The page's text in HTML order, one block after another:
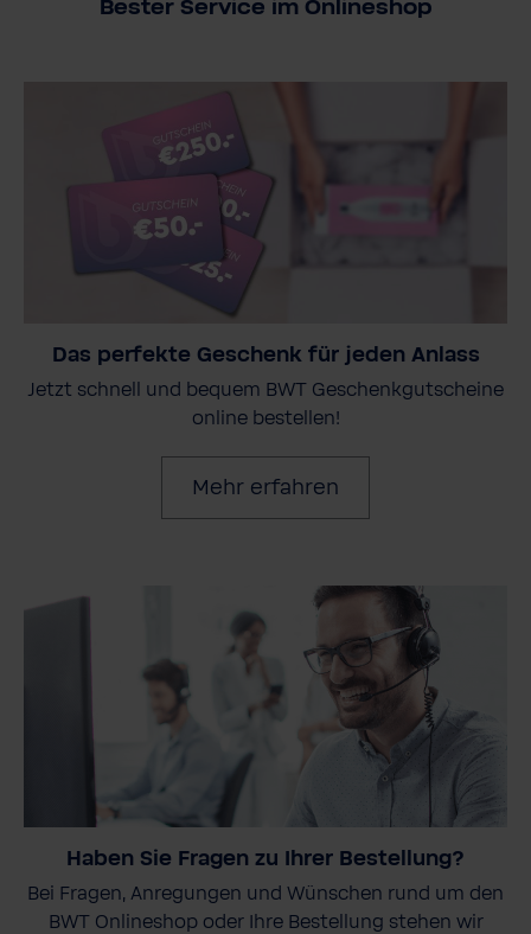
Bester Service im Onlineshop
Das perfekte Geschenk für jeden Anlass
Jetzt schnell und bequem BWT Geschenkgutscheine
online bestellen!
Mehr erfahren
Haben Sie Fragen zu Ihrer Bestellung?
Bei Fragen, Anregungen und Wünschen rund um den
BWT Onlineshop oder Ihre Bestellung stehen wir